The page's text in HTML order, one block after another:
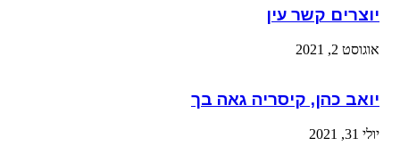
יוצרים קשר עין
אוגוסט 2, 2021
יואב כהן, קיסריה גאה בך
יולי 31, 2021